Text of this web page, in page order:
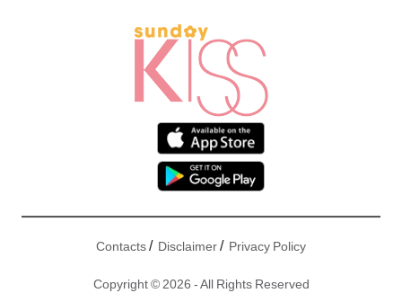
Contacts/ Disclaimer/ Privacy Policy
Copyright © 2026 - All Rights Reserved